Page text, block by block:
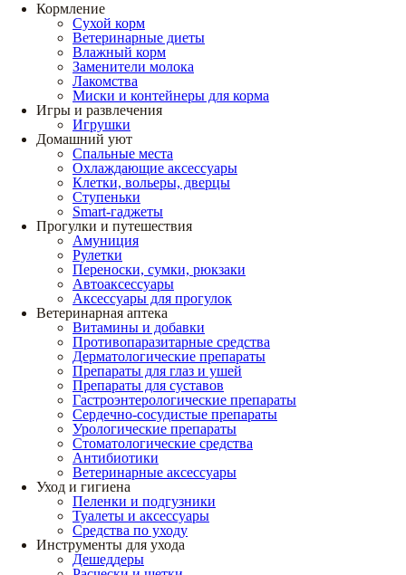
Кормление
Сухой корм
Ветеринарные диеты
Влажный корм
Заменители молока
Лакомства
Миски и контейнеры для корма
Игры и развлечения
Игрушки
Домашний уют
Спальные места
Охлаждающие аксессуары
Клетки, вольеры, дверцы
Ступеньки
Smart-гаджеты
Прогулки и путешествия
Амуниция
Рулетки
Переноски, сумки, рюкзаки
Автоаксессуары
Аксессуары для прогулок
Ветеринарная аптека
Витамины и добавки
Противопаразитарные средства
Дерматологические препараты
Препараты для глаз и ушей
Препараты для суставов
Гастроэнтерологические препараты
Сердечно-сосудистые препараты
Урологические препараты
Стоматологические средства
Антибиотики
Ветеринарные аксессуары
Уход и гигиена
Пеленки и подгузники
Туалеты и аксессуары
Средства по уходу
Инструменты для ухода
Дешеддеры